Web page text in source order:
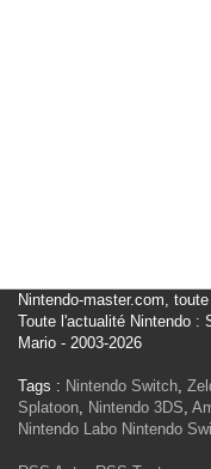
Nintendo-master.com,
Toute l'actualité Nintendo :
Mario - 2003-2026
Tags : Nintendo Switch,
Splatoon, Nintendo 3DS,
Nintendo Labo Nintendo